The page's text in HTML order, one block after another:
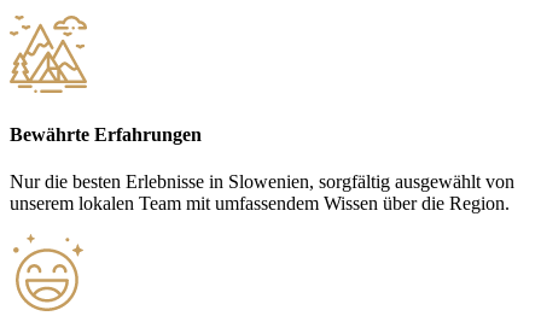
Bewährte Erfahrungen
Nur die besten Erlebnisse in Slowenien, sorgfältig ausgewählt von
unserem lokalen Team mit umfassendem Wissen über die Region.